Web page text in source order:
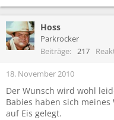
Hoss
Parkrocker
Beiträge
217
18. November 2010
Der Wunsch wird wohl
Babies haben sich
auf Eis gelegt.